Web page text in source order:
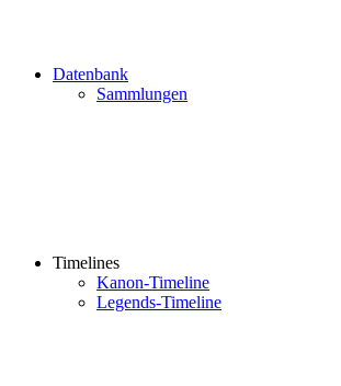
Datenbank
Sammlungen
Timelines
Kanon-Timeline
Legends-Timeline